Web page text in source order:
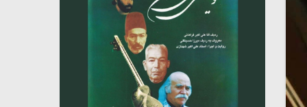
میکلوش روژا